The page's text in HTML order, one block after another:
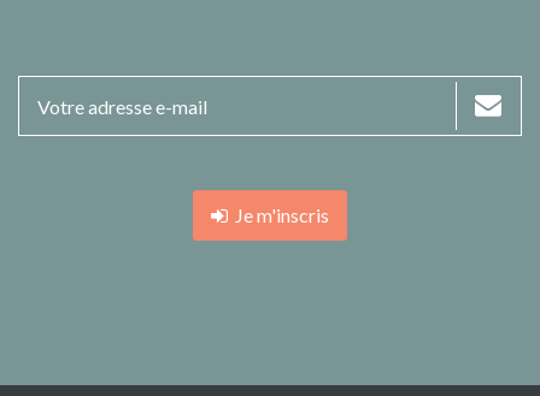
Je m'inscris